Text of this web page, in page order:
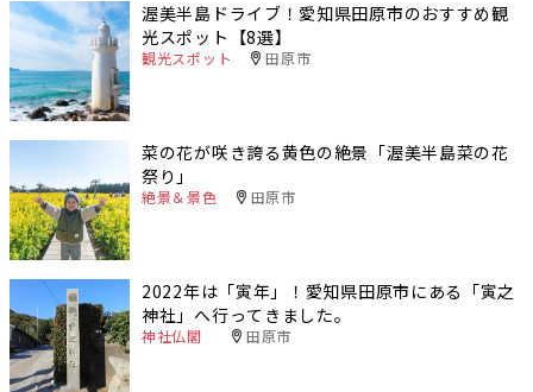
渥美半島ドライブ！愛知県田原市のおすすめ観
光スポット【8選】
観光スポット 田原市
菜の花が咲き誇る黄色の絶景「渥美半島菜の花
祭り」
絶景＆景色 田原市
2022年は「寅年」！愛知県田原市にある「寅之
神社」へ行ってきました。
神社仏閣 田原市